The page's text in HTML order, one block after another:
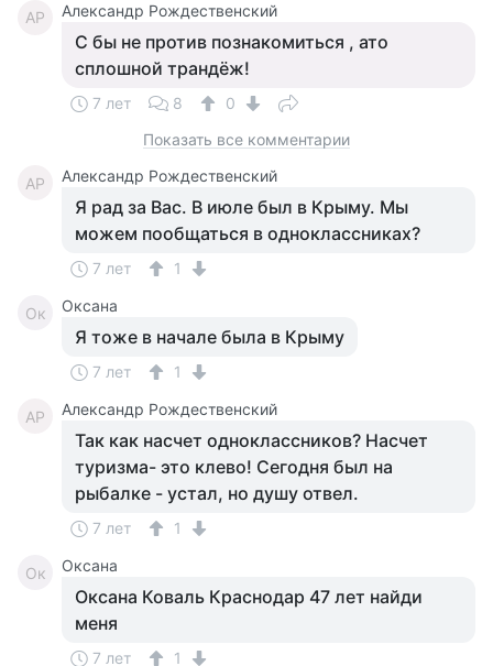
АР Александр Рождественский
С бы не против познакомиться , ато
сплошной трандёж!
7 лет 8
0
Показать все комментарии
АР Александр Рождественский
Я рад за Вас. В июле был в Крыму. Мы
можем пообщаться в одноклассниках?
7 лет 1
Ок Оксана
Я тоже в начале была в Крыму
7 лет 1
АР Александр Рождественский
Так как насчет одноклассников? Насчет
туризма- это клево! Сегодня был на
рыбалке - устал, но душу отвел.
7 лет 1
Ок Оксана
Оксана Коваль Краснодар 47 лет найди
меня
7 лет 1